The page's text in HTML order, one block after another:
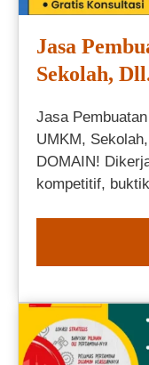
Jasa
Sekolah,
Jasa
UMKM,
DOMAIN!
kompetitif,